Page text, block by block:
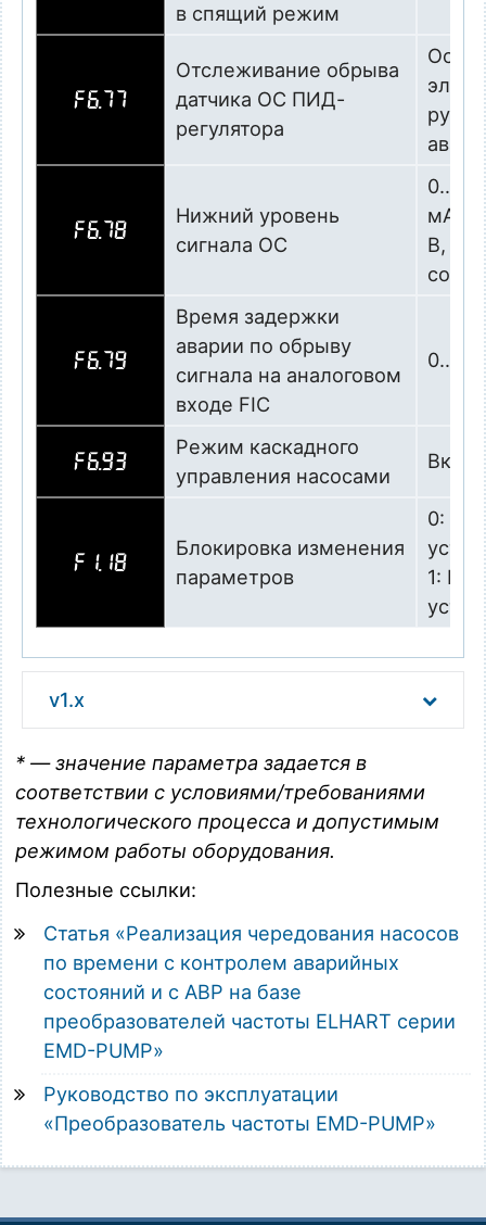
в спящий режим
F6.77
Отслеживание обрыва
датчика ОС ПИД-
регулятора
F6.78
Нижний уровень
сигнала ОС
мА
В, 20
F6.79
Время задержки
аварии по обрыву
сигнала на аналоговом
входе FIC
F6.93
Режим каскадного
управления насосами
F1.18
Блокировка изменения
параметров
0:
1:
v1.x
* — значение параметра задается в
соответствии с условиями/требованиями
технологического процесса и допустимым
режимом работы оборудования.
Полезные ссылки:
Статья «Реализация чередования насосов
по времени с контролем аварийных
состояний и с АВР на базе
преобразователей частоты ELHART серии
EMD-PUMP»
Руководство по эксплуатации
«Преобразователь частоты EMD-PUMP»